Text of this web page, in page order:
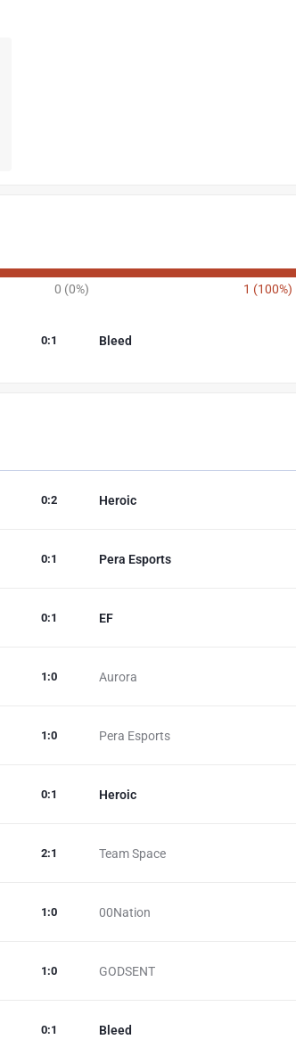
0 (0%) 1 (100%)
Bleed
0:1
Heroic
0:2
Pera Esports
0:1
EF
0:1
Aurora
1 :0
Pera Esports
1 :0
Heroic
0:1
Team Space
2:1
00Nation
1 :0
GODSENT
1 :0
Bleed
0:1